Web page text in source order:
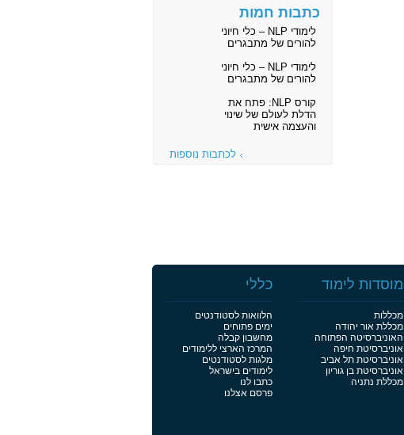
כתבות חמות
לימודי NLP – כלי חיוני
להורים של מתבגרים
לימודי NLP – כלי חיוני
להורים של מתבגרים
קורס NLP: פתח את
הדלת לעולם של שינוי
והעצמה אישית
לכתבות נוספות
מוסדות לימוד
מכללות
מכללת אור יהודה
האוניברסיטה הפתוחה
אוניברסיטת חיפה
אוניברסיטת תל אביב
אוניברסיטת בן גוריון
מכללת נתניה
כללי
הלוואות לסטודנטים
ימים פתוחים
מחשבון קבלה
המרכז הארצי ללימודים
מלגות לסטודנטים
לימודים בישראל
כתבו לנו
פרסם אצלנו